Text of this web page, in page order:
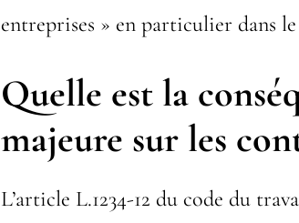
entreprises » en particulier dans le
Quelle est la
majeure sur les
L’article L.1234-12 du code du